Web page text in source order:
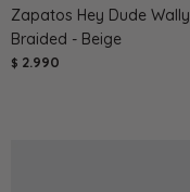
Zapatos Hey Dude Wally
Braided - Beige
$ 2.990